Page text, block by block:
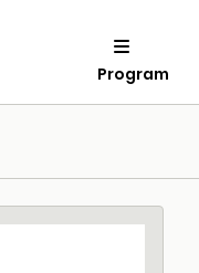
Program